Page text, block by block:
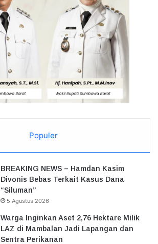
Populer
BREAKING NEWS – Hamdan Kasim
Divonis Bebas Terkait Kasus Dana
“Siluman”
5 Agustus 2026
Warga Inginkan Aset 2,76 Hektare Milik
LAZ di Mambalan Jadi Lapangan dan
Sentra Perikanan